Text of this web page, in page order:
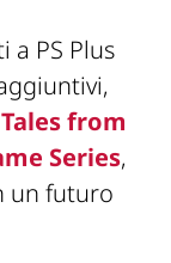
a PS Plus
Tales from
Series,
un futuro